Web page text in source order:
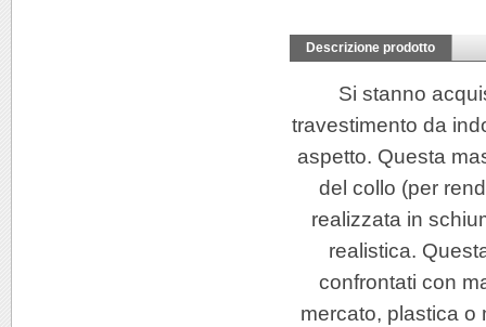
Descrizione prodotto
Si stanno
travestimento da
aspetto. Questa
del collo (per
realizzata in
realistica.
confrontati con
mercato, plastica o